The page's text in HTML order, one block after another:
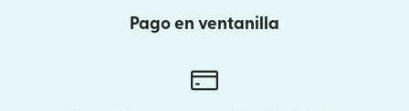
Pago en ventanilla